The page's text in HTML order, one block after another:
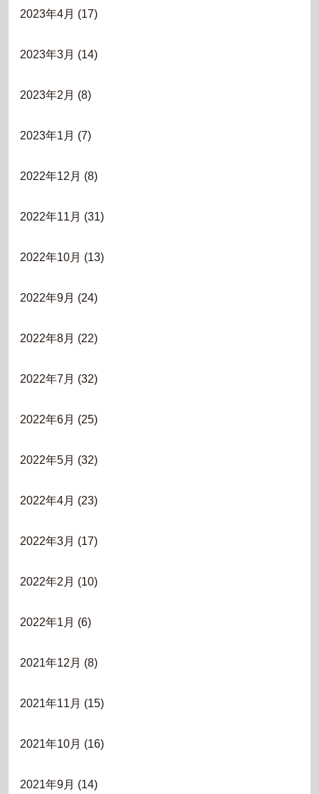
2023年4月 (17)
2023年3月 (14)
2023年2月 (8)
2023年1月 (7)
2022年12月 (8)
2022年11月 (31)
2022年10月 (13)
2022年9月 (24)
2022年8月 (22)
2022年7月 (32)
2022年6月 (25)
2022年5月 (32)
2022年4月 (23)
2022年3月 (17)
2022年2月 (10)
2022年1月 (6)
2021年12月 (8)
2021年11月 (15)
2021年10月 (16)
2021年9月 (14)